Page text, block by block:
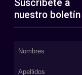
Suscríbete a
nuestro boletín